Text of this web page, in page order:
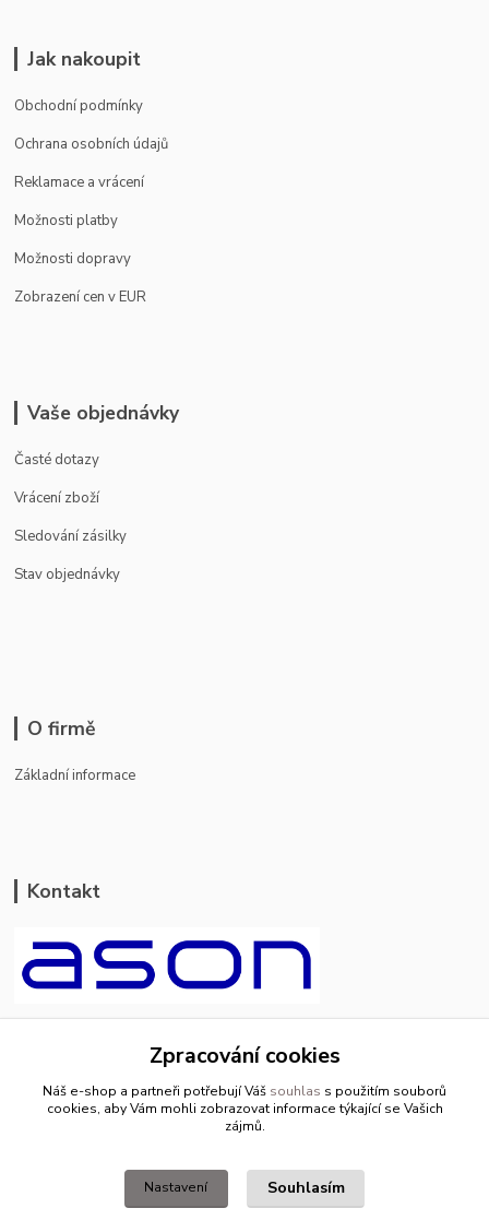
Jak nakoupit
Obchodní podmínky
Ochrana osobních údajů
Reklamace a vrácení
Možnosti platby
Možnosti dopravy
Zobrazení cen v EUR
Vaše objednávky
Časté dotazy
Vrácení zboží
Sledování zásilky
Stav objednávky
O firmě
Základní informace
Kontakt
+420 799 500 769
pracovní dny 8-11hod.,13-15hod.
Zpracování cookies
Náš e-shop a partneři potřebují Váš souhlas s použitím souborů
cookies, aby Vám mohli zobrazovat informace týkající se Vašich
zájmů.
Nastavení Souhlasím